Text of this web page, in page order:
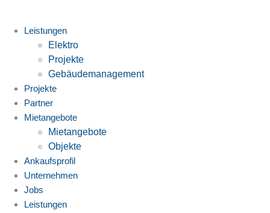
springenLeistungen
Elektro
Projekte
Gebäudemanagement
Projekte
Partner
Mietangebote
Mietangebote
Objekte
Ankaufsprofil
Unternehmen
Jobs
Leistungen